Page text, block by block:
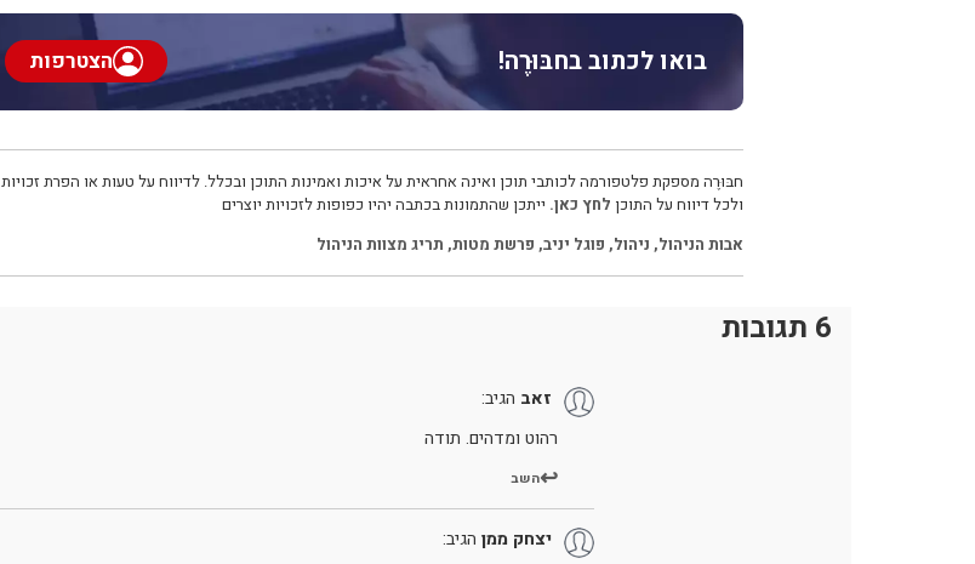
בואו לכתוב בחבּוּרֶה! הצטרפות
חבּוּרֶה מספקת פלטפורמה לכותבי תוכן ואינה אחראית על איכות ואמינות התוכן ובכלל. לדיווח על טעות או הפרת זכויות
ולכל דיווח על התוכן לחץ כאן. ייתכן שהתמונות בכתבה יהיו כפופות לזכויות יוצרים
אבות הניהול, ניהול, פוגל יניב, פרשת מטות, תריג מצוות הניהול
6 תגובות
זאב הגיב:
רהוט ומדהים. תודה
השב
יצחק ממן הגיב: